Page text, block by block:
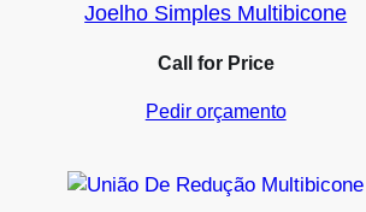
Joelho Simples Multibicone
Call for Price
Pedir orçamento